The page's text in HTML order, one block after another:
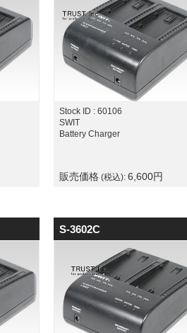
Stock ID : 60106
SWIT
Battery Charger
販売価格 (税込): 6,600円
S-3602C